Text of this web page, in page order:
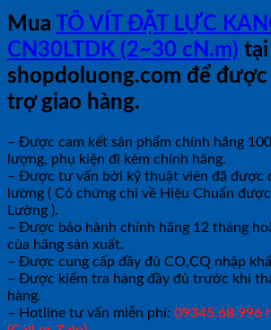
Mua TÔ VÍT ĐẶT LỰC
CN30LTDK (2~30 cN.m) tại
shopdoluong.com để
trợ giao hàng.
– Được cam kết sản phẩm chính hãng
lượng, phụ kiện đi kèm chính hãng.
– Được tư vấn bởi kỹ thuật viên đã được
lường ( Có chứng chỉ về Hiệu Chuẩn
Lường ).
– Được bảo hành chính hãng 12 tháng
của hãng sản xuất.
– Được cung cấp đầy đủ CO,CQ nhập
– Được kiểm tra hàng đầy đủ trước khi
hàng.
– Hotline tư vấn miễn phí: 09345.68.996